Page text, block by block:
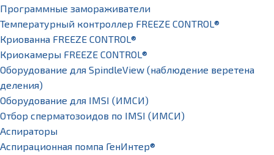
Программные замораживатели
Температурный контроллер FREEZE CONTROL®
Криованна FREEZE CONTROL®
Криокамеры FREEZE CONTROL®
Оборудование для SpindleView (наблюдение веретена
деления)
Оборудование для IMSI (ИМСИ)
Отбор сперматозоидов по IMSI (ИМСИ)
Аспираторы
Аспирационная помпа ГенИнтер®